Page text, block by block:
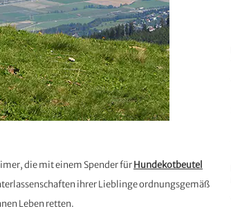
die mit einem Spender fürHundekotbeutel
ihrer Lieblinge ordnungsgemäß
Leben retten.